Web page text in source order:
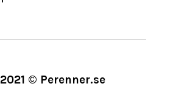
2021 © Perenner.se